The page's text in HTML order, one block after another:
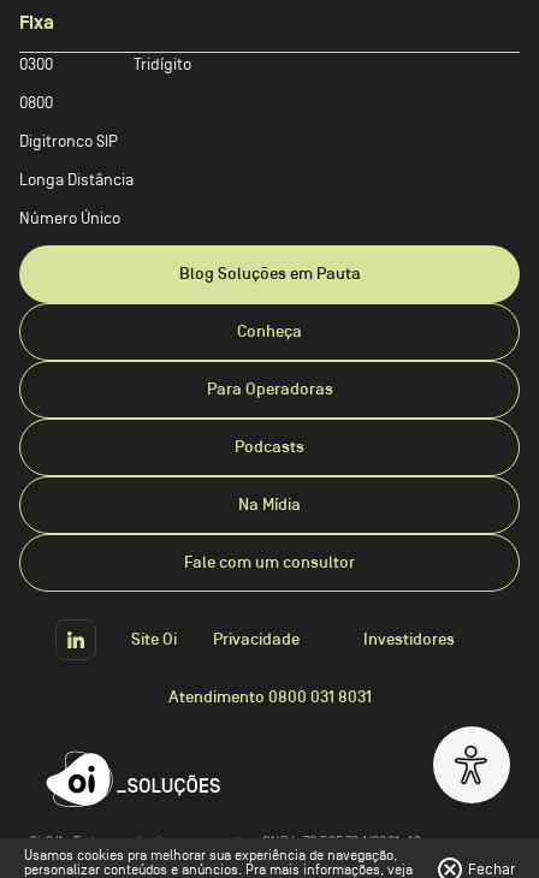
Usamos cookies pra melhorar sua experiência de navegação,
personalizar conteúdos e anúncios. Pra mais informações, veja
Fechar
Fixa
0300
0800
Digitronco SIP
Longa Distância
Número Único
Tridígito
Blog Soluções em Pauta
Conheça
Para Operadoras
Podcasts
Na Mídia
Fale com um consultor
Site Oi Privacidade Investidores
Atendimento 0800 031 8031
Oi S/A. Todos os direitos reservados. CNPJ: 76.535.764/0001-43